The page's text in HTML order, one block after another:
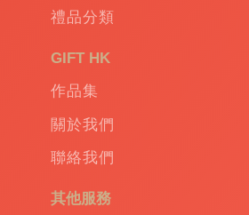
使用過程中感受到您的企業對
能提供實際的舒適，也讓您的
除了傳統的保溫杯和雨傘，更
禮品分類
GIFT HK
作品集
關於我們
聯絡我們
其他服務